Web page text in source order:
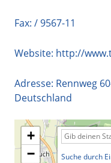
Fax: / 9567-11
Website: http://
Adresse: Rennweg
Deutschland
+
−
Suche durch